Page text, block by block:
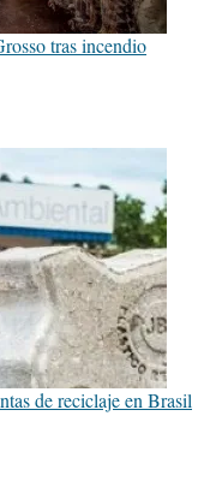
tras incendio
de reciclaje en Brasil